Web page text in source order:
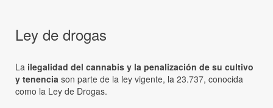
Ley de drogas
La ilegalidad del cannabis y la penalización de su cultivo
y tenencia son parte de la ley vigente, la 23.737, conocida
como la Ley de Drogas.